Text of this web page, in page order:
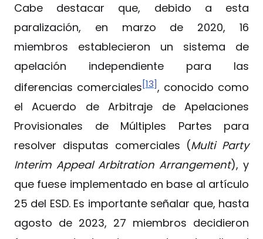
Cabe destacar que, debido a esta
paralización, en marzo de 2020, 16
miembros establecieron un sistema de
apelación independiente para las
diferencias comerciales[13], conocido como
el Acuerdo de Arbitraje de Apelaciones
Provisionales de Múltiples Partes para
resolver disputas comerciales (Multi Party
Interim Appeal Arbitration Arrangement), y
que fuese implementado en base al artículo
25 del ESD. Es importante señalar que, hasta
agosto de 2023, 27 miembros decidieron